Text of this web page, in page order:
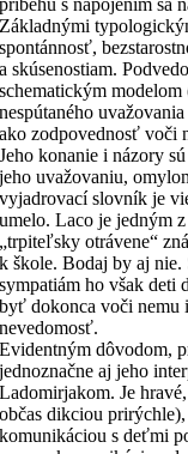
Základnými
spontánnosť,
a skúsenostiam.
schematickým
nespútaného
ako zodpovednosť voči
Jeho konanie i názory
jeho uvažovaniu,
vyjadrovací slovník je
umelo. Laco je jedným
„trpiteľsky otrávene“
k škole. Bodaj by aj
sympatiám ho však
byť dokonca voči nemu
nevedomosť.
Evidentným dôvodom,
jednoznačne aj jeho
Ladomirjakom. Je
občas dikciou
komunikáciou s deťmi